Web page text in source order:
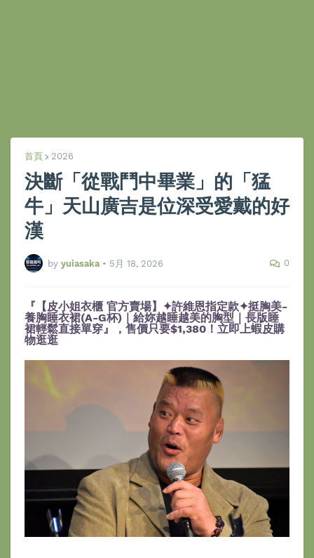
首頁 2026
決斷「從戰鬥中畢業」的「猛
牛」天山廣吉是位深受愛戴的好
漢
by yuiasaka • 5月 18, 2026 0
『【皮小姐衣櫃 官方賣場】✦許維恩指定款✦挺胸美-
養胸睡衣裙(A-G杯)｜給妳越睡越美的胸型｜長版睡
裙輕鬆直接單穿』，售價只要$1,380！立即上蝦皮購
物逛逛